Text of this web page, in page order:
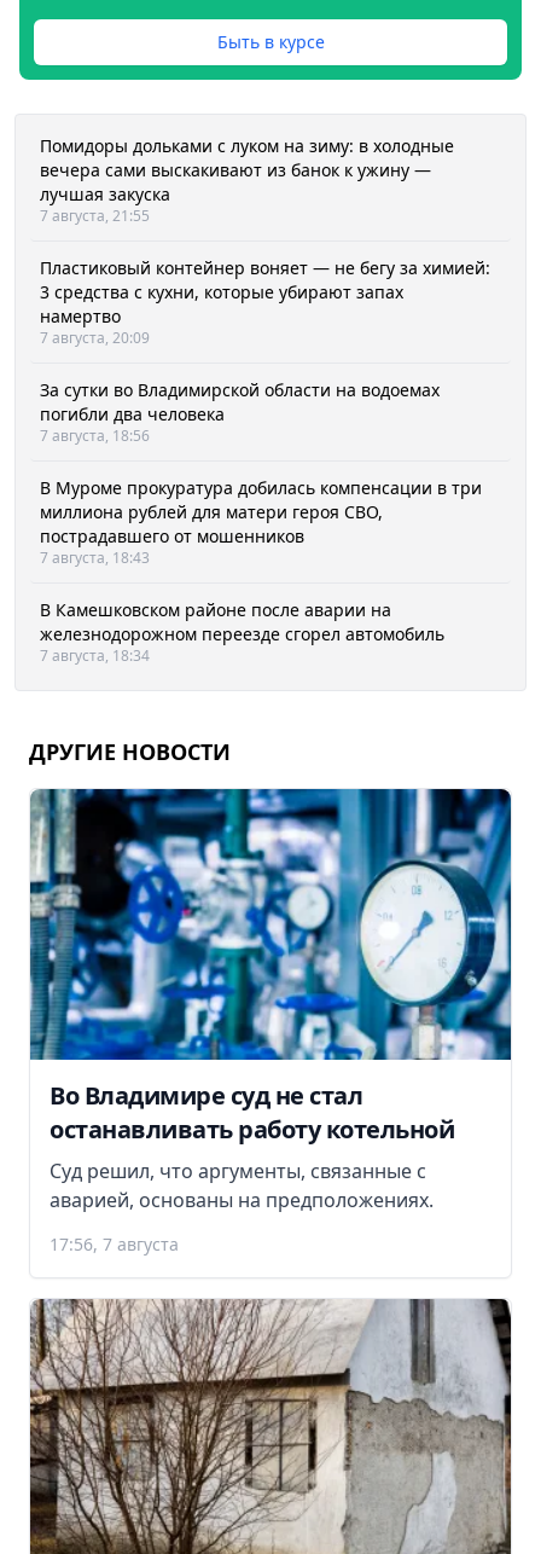
Быть в курсе
Помидоры дольками с луком на зиму: в холодные
вечера сами выскакивают из банок к ужину —
лучшая закуска
7 августа, 21:55
Пластиковый контейнер воняет — не бегу за химией:
3 средства с кухни, которые убирают запах
намертво
7 августа, 20:09
За сутки во Владимирской области на водоемах
погибли два человека
7 августа, 18:56
В Муроме прокуратура добилась компенсации в три
миллиона рублей для матери героя СВО,
пострадавшего от мошенников
7 августа, 18:43
В Камешковском районе после аварии на
железнодорожном переезде сгорел автомобиль
7 августа, 18:34
ДРУГИЕ НОВОСТИ
Во Владимире суд не стал
останавливать работу котельной
Суд решил, что аргументы, связанные с
аварией, основаны на предположениях.
17:56, 7 августа